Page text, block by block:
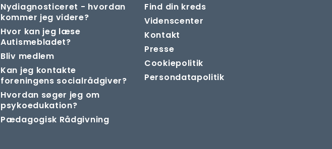
Nydiagnosticeret - hvordan
kommer jeg videre?
Hvor kan jeg læse
Autismebladet?
Bliv medlem
Kan jeg kontakte
foreningens socialrådgiver?
Hvordan søger jeg om
psykoedukation?
Pædagogisk Rådgivning
Find din kreds
Videnscenter
Kontakt
Presse
Cookiepolitik
Persondatapolitik